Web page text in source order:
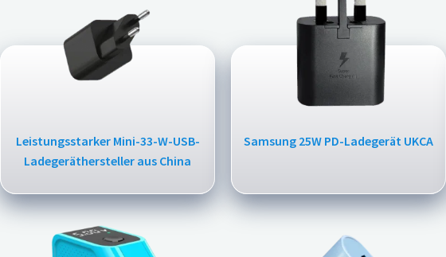
Leistungsstarker Mini-33-W-USB-
Ladegeräthersteller aus China
Samsung 25W PD-Ladegerät UKCA